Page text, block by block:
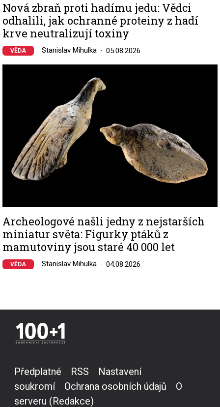
Nová zbraň proti hadímu jedu: Vědci
odhalili, jak ochranné proteiny z hadí
krve neutralizují toxiny
VĚDA Stanislav Mihulka 05.08.2026
Archeologové našli jedny z nejstarších
miniatur světa: Figurky ptáků z
mamutoviny jsou staré 40 000 let
VĚDA Stanislav Mihulka 04.08.2026
Předplatné RSS
Nastavení
soukromí
Ochrana osobních údajů
O
serveru (Redakce)